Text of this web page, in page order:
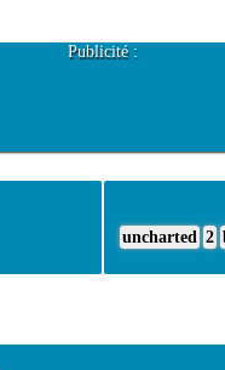
Publicité :
uncharted 2